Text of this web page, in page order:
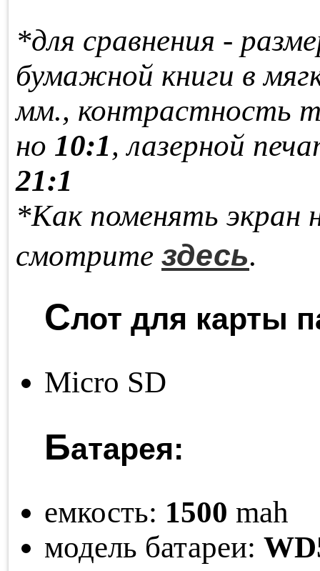
*для сравнения -
бу­маж­ной кни­ги в
мм., кон­траст­ность
но 10:1, ла­зер­ной
21:1
*Как поменять экран
смотрите здесь.
Слот для карты
Micro SD
Батарея:
емкость: 1500 mah
модель батареи: